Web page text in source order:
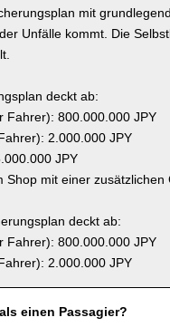
mit
Unfälle kommt. Die
deckt ab:
Fahrer): 800.000.000 JPY
2.000.000 JPY
JPY
Shop mit einer zusätzlichen
deckt ab:
Fahrer): 800.000.000 JPY
2.000.000 JPY
einen Passagier?